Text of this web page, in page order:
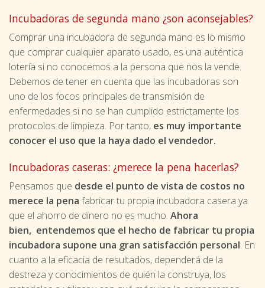
Incubadoras de segunda mano ¿son aconsejables?
Comprar una incubadora de segunda mano es lo mismo
que comprar cualquier aparato usado, es una auténtica
lotería si no conocemos a la persona que nos la vende.
Debemos de tener en cuenta que las incubadoras son
uno de los focos principales de transmisión de
enfermedades si no se han cumplido estrictamente los
protocolos de limpieza. Por tanto, es muy importante
conocer el uso que la haya dado el vendedor.
Incubadoras caseras: ¿merece la pena hacerlas?
Pensamos que desde el punto de vista de costos no
merece la pena fabricar tu propia incubadora casera ya
que el ahorro de dinero no es mucho. Ahora
bien, entendemos que el hecho de fabricar tu propia
incubadora supone una gran satisfacción personal. En
cuanto a la eficacia de resultados, dependerá de la
destreza y conocimientos de quién la construya, los